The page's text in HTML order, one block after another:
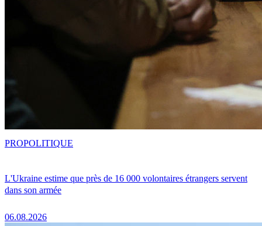
L'Ukraine estime que près de 16 000 volontaires étrangers servent
dans son armée
06.08.2026
PROPOLITIQUE